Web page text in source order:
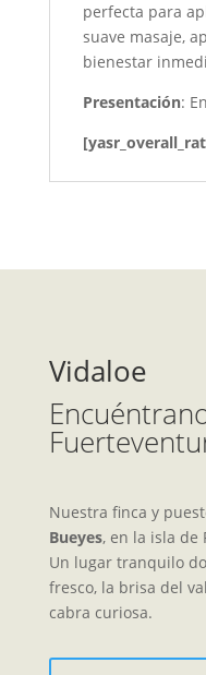
perfecta para
suave masaje,
bienestar
Presentación:
Vidaloe
Nuestra finca y
Bueyes, en la isla de
Un lugar tranquilo
fresco, la brisa del
cabra curiosa.